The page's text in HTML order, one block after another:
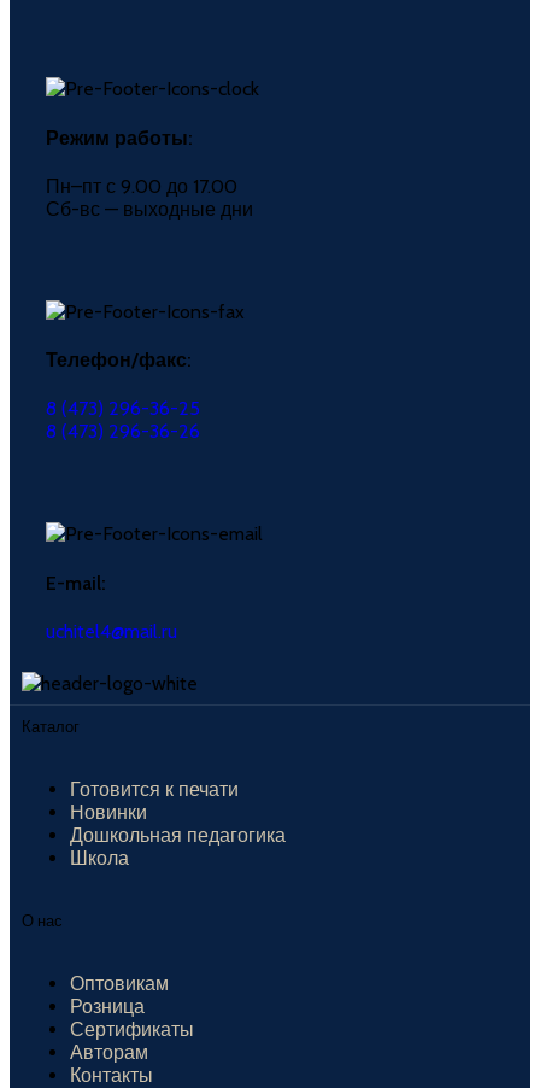
Режим работы:
Пн–пт с 9.00 до 17.00
Сб-вс — выходные дни
Телефон/факс:
8 (473) 296-36-25
8 (473) 296-36-26
E-mail:
uchitel4@mail.ru
Каталог
Готовится к печати
Новинки
Дошкольная педагогика
Школа
О нас
Оптовикам
Розница
Сертификаты
Авторам
Контакты